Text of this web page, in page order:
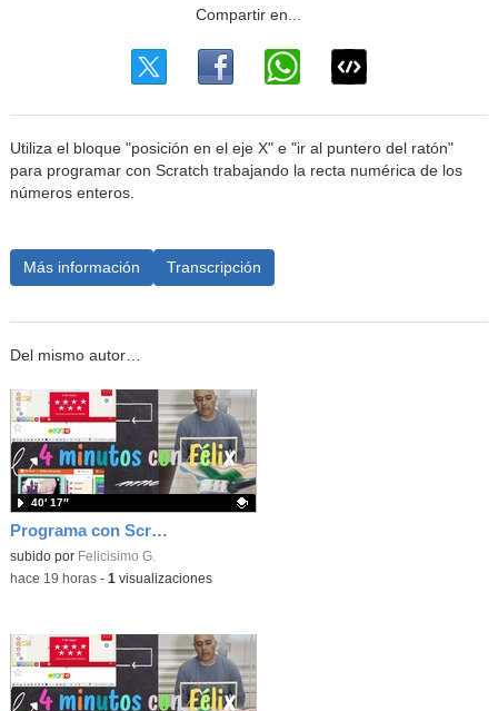
Utiliza el bloque "posición en el eje X" e "ir al puntero del ratón"
para programar con Scratch trabajando la recta numérica de los
números enteros.
Más información Transcripción
Del mismo autor…
Programa con Scratch, 8 diferentes juegos para vivir la emoción de los partidos de España en el mundial 2026
Contenido educativo.
subido por Felicisimo G.
40′ 17″
-hace 19 horas- 1 visualizaciones